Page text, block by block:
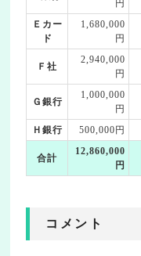
円
Ｅカー
ド
1,680,000
円
Ｆ社
2,940,000
円
Ｇ銀行
1,000,000
円
Ｈ銀行 500,000円
合計
12,860,000
円
コメント